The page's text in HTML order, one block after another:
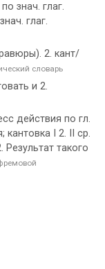
знач. глаг.
глаг.
2. кант/
словарь
и 2.
действия по гл.
кантовка I 2. II ср.
Результат такого